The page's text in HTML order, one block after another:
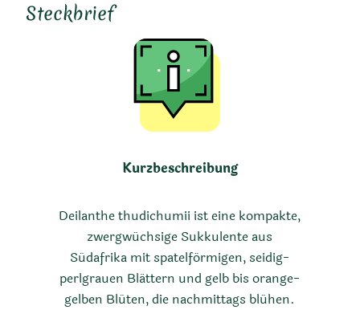
Steckbrief
Kurzbeschreibung
Deilanthe thudichumii ist eine kompakte,
zwergwüchsige Sukkulente aus
Südafrika mit spatelförmigen, seidig-
perlgrauen Blättern und gelb bis orange-
gelben Blüten, die nachmittags blühen.